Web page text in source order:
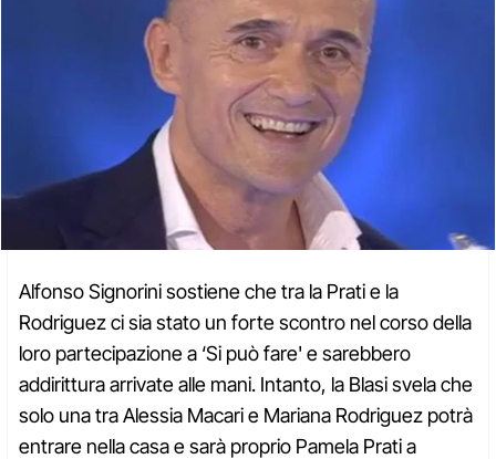
Alfonso Signorini sostiene che tra la Prati e la
Rodriguez ci sia stato un forte scontro nel corso della
loro partecipazione a ‘Si può fare' e sarebbero
addirittura arrivate alle mani. Intanto, la Blasi svela che
solo una tra Alessia Macari e Mariana Rodriguez potrà
entrare nella casa e sarà proprio Pamela Prati a